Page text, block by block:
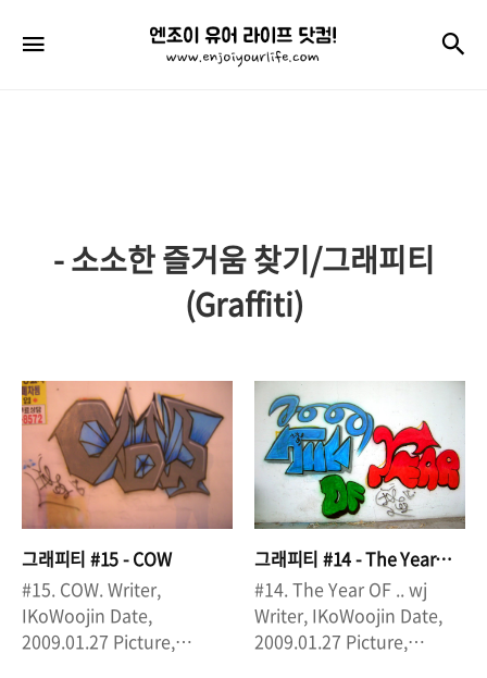
엔
조
이
프
컴!
- 소소한 즐거움 찾기/그래피티
(Graffiti)
그래피티 #15 - COW
#15. COW. Writer,
IKoWoojin Date,
2009.01.27 Picture,
그래피티 #14 - The Year
OF . . wj
#14. The Year OF .. wj
Writer, IKoWoojin Date,
2009.01.27 Picture,